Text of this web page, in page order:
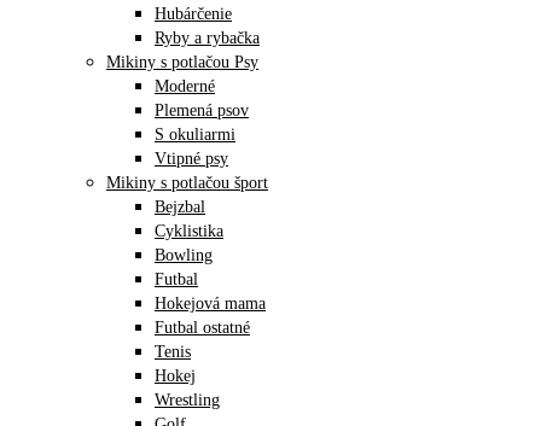
Hubárčenie
Ryby a rybačka
Mikiny s potlačou Psy
Moderné
Plemená psov
S okuliarmi
Vtipné psy
Mikiny s potlačou šport
Bejzbal
Cyklistika
Bowling
Futbal
Hokejová mama
Futbal ostatné
Tenis
Hokej
Wrestling